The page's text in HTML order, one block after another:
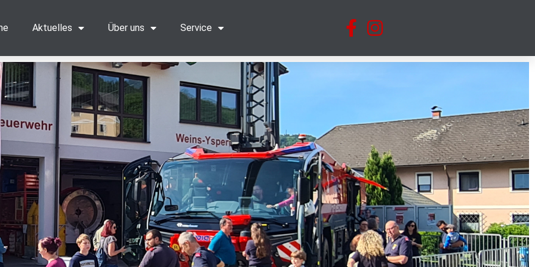
Aktuelles Über uns Service